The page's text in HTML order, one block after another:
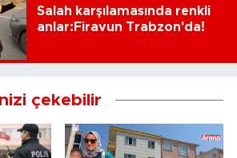
Salah karşılamasında renkli
anlar:Firavun Trabzon'da!
çekebilir